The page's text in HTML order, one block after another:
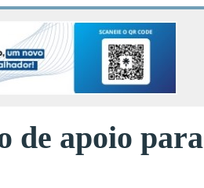
de apoio para